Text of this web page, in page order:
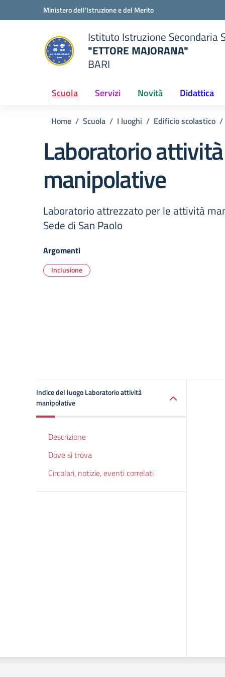
Vai ai contenuti
Vai al menu di navigazioneMinistero dell'Istruzione e del Merito
scuola
Istituto Istruzione Secondaria
"ETTORE MAJORANA"
BARI
Scuola Servizi Novità Didattica
Home Scuola I luoghi Edificio scolastico
Laboratorio attività
manipolative
Laboratorio attrezzato per le attività
Sede di San Paolo
Argomenti
Inclusione
Indice del luogo Laboratorio attività
manipolative
Descrizione
Dove si trova
Circolari, notizie, eventi correlati